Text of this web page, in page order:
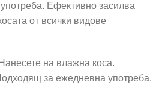
Ефективно засилва
от всички видове
Нанесете на влажна коса.
за ежедневна употреба.